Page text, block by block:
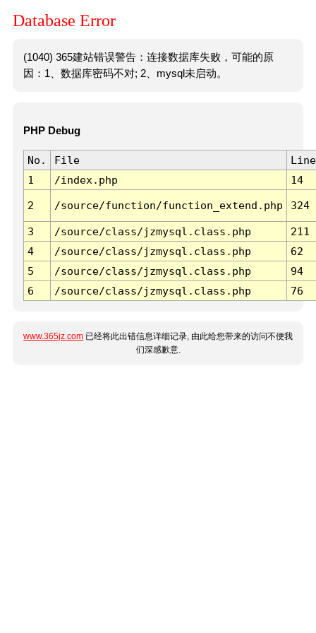
Database Error
(1040) 365建站错误警告：连接数据库失败，可能的原
因：1、数据库密码不对; 2、mysql未启动。
PHP Debug
No. File
Line
1
/index.php 14
2 /source/function/function_extend.php 324
3 /source/class/jzmysql.class.php
211
4
/source/class/jzmysql.class.php
62
5
/source/class/jzmysql.class.php
94
6
/source/class/jzmysql.class.php 76
www.365jz.com 已经将此出错信息详细记录, 由此给您带来的访问不便我
们深感歉意.